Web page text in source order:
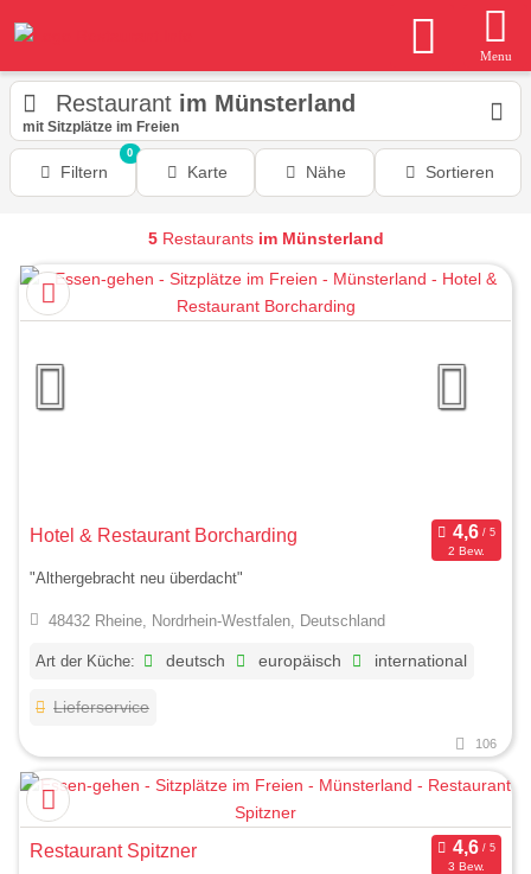
Menu
Restaurant im Münsterland
mit Sitzplätze im Freien
Filtern
0
Karte Nähe Sortieren
5Restaurants im Münsterland
Hotel & Restaurant Borcharding
2 Bew.
"Althergebracht neu überdacht"
48432 Rheine, Nordrhein-Westfalen, Deutschland
Art der Küche: deutsch europäisch international
Lieferservice
106
Restaurant Spitzner
3 Bew.